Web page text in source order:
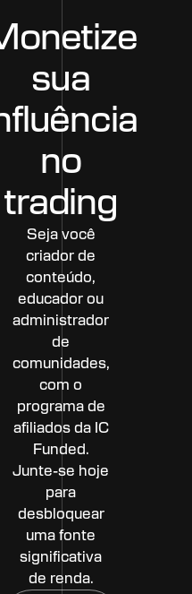
sua
no
trading
Seja você
criador de
conteúdo,
educador ou
administrador
de
comunidades,
com o
programa de
afiliados da IC
Funded.
Junte-se hoje
para
desbloquear
uma fonte
significativa
de renda.